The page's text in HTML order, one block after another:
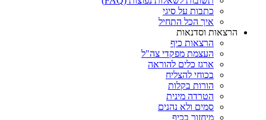
כתבות על סיגי
איך הכל התחיל
הרצאות וסדנאות
הרצאות כיף
העצמת מפקדי צה"ל
ארגז כלים להוראה
בכוחי להצליח
הורות בקלות
הטרדה מינית
סמים ולא נהנים
מיחזור בכיף